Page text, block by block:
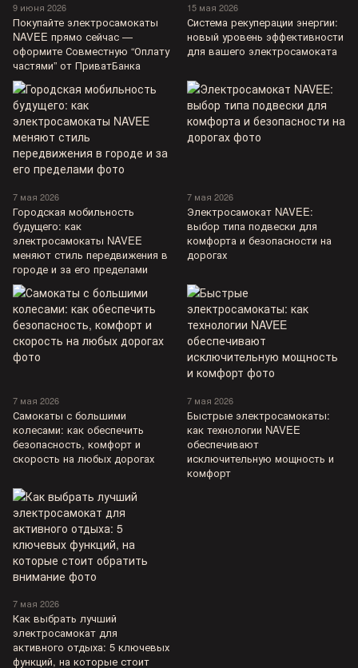
9 июня 2026
Покупайте электросамокаты
NAVEE прямо сейчас —
оформите Совместную “Оплату
частями” от ПриватБанка
15 мая 2026
Система рекуперации энергии:
новый уровень эффективности
для вашего электросамоката
7 мая 2026
Городская мобильность
будущего: как
электросамокаты NAVEE
меняют стиль передвижения в
городе и за его пределами
7 мая 2026
Электросамокат NAVEE:
выбор типа подвески для
комфорта и безопасности на
дорогах
7 мая 2026
Самокаты с большими
колесами: как обеспечить
безопасность, комфорт и
скорость на любых дорогах
7 мая 2026
Быстрые электросамокаты:
как технологии NAVEE
обеспечивают
исключительную мощность и
комфорт
7 мая 2026
Как выбрать лучший
электросамокат для
активного отдыха: 5 ключевых
функций, на которые стоит